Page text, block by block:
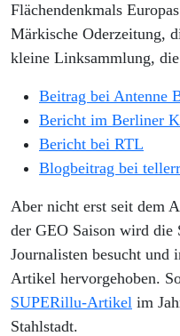
Flächendenkmals
Märkische Oderzeitung,
kleine Linksammlung,
Beitrag bei Antenne
Bericht im Berliner
Bericht bei RTL
Blogbeitrag bei
Aber nicht erst seit dem
der GEO Saison wird die
Journalisten besucht und
Artikel hervorgehoben.
SUPERillu-Artikel im
Stahlstadt.